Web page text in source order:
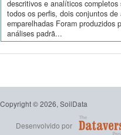
descritivos e analíticos
todos os perfis, dois conjuntos
emparelhadas Foram produzidos
análises padrã...
Copyright © 2026, SoilData
Desenvolvido por